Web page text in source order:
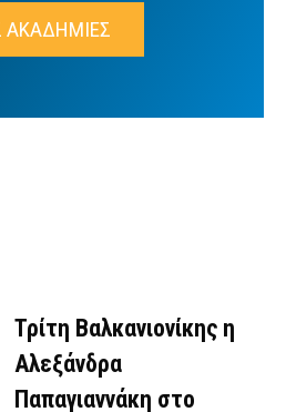
ΑΚΑΔΗΜΙΕΣ
Τρίτη Βαλκανιονίκης η
Αλεξάνδρα
Παπαγιαννάκη στο